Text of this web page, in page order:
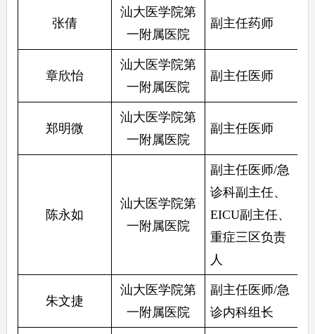
张倩
汕大医学院第
一附属医院
副主任药师
章欣怡
汕大医学院第
一附属医院
副主任医师
郑明微
汕大医学院第
一附属医院
副主任医师
陈永如
汕大医学院第
一附属医院
副主任医师/急
诊科副主任、
EICU副主任、
重症三区负责
人
朱文捷
汕大医学院第
一附属医院
副主任医师/急
诊内科组长